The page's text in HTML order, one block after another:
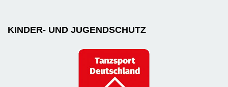
KINDER- UND JUGENDSCHUTZ